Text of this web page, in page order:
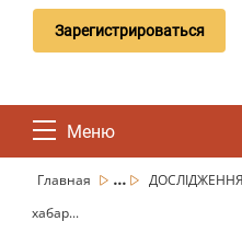
Зарегистрироваться
Меню
Главная ...
ДОСЛІДЖЕННЯ.
хабар...